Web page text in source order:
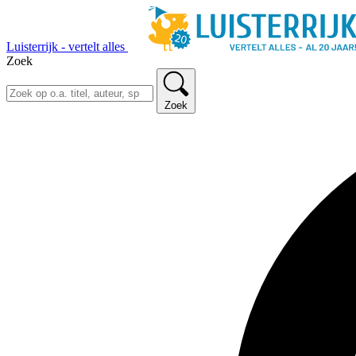
Luisterrijk - vertelt alles
Zoek
Zoek